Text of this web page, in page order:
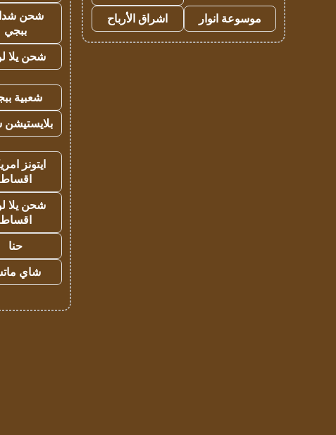
موسوعة انوار
اشراق الأرباح
شحن
ببجي
شحن يلا
شعبية
بلايستيشن
ايتونز
اقساط
شحن يلا
اقساط
حنا
شاي